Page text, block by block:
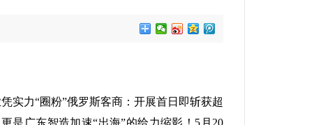
实力“圈粉”俄罗斯客商：开展首日即斩获超
是广东智造加速“出海”的给力缩影！5月20